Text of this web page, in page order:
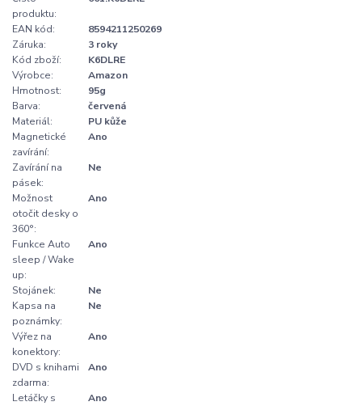
produktu:
EAN kód:
8594211250269
Záruka:
3 roky
Kód zboží:
K6DLRE
Výrobce:
Amazon
Hmotnost:
95g
Barva:
červená
Materiál:
PU kůže
Magnetické
zavírání:
Ano
Zavírání na
pásek:
Ne
Možnost
otočit desky o
360°:
Ano
Funkce Auto
sleep / Wake
up:
Ano
Stojánek:
Ne
Kapsa na
poznámky:
Ne
Výřez na
konektory:
Ano
DVD s knihami
zdarma:
Ano
Letáčky s
Ano